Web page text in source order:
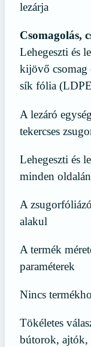
lezárja
Csomagolás,
Lehegeszti és
kijövő csomag
sík fólia
A lezáró
tekercses
Lehegeszti és
minden
A
alakul
A termék
paraméterek
Nincs
Tökéletes
bútorok, ajtók,